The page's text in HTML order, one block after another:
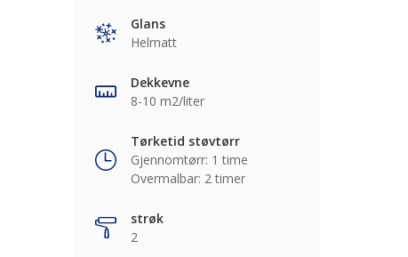
Glans
Helmatt
Dekkevne
8-10 m2/liter
Tørketid støvtørr
Gjennomtørr: 1 time
Overmalbar: 2 timer
strøk
2